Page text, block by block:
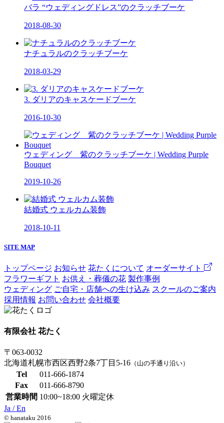
バラ “ウェディングドレス”のクラッチブーケ
2018-08-30
ナチュラルのクラッチブーケ
2018-03-29
3. ダリアのキャスケードブーケ
2016-10-30
ウェディング 紫のクラッチブーケ | Wedding Purple
Bouquet
2019-10-26
結婚式 ウェルカム装飾
2018-10-11
SITE MAP
トップページ お知らせ 花たくについて オーダーサイト
フラワーギフト お供え・葬儀の花 製作事例
ウェディング ご自宅・店舗への生け込み スクールのご案内
採用情報 お問い合わせ 会社概要
有限会社 花たく
〒063-0032
北海道札幌市西区西野2条7丁目5-16 （山の手通り沿い）
Tel
011-666-1874
Fax
011-666-8790
営業時間 10:00~18:00 火曜定休
Ja /En
© hanataku 2016